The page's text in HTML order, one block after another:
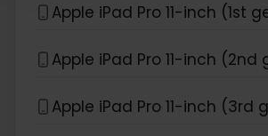
Apple iPad Pro 11-inch (1st
Apple iPad Pro 11-inch
Apple iPad Pro 11-inch (3rd